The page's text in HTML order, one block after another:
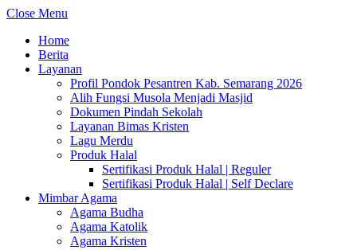
Close Menu
Home
Berita
Layanan
Profil Pondok Pesantren Kab. Semarang 2026
Alih Fungsi Musola Menjadi Masjid
Dokumen Pindah Sekolah
Layanan Bimas Kristen
Lagu Merdu
Produk Halal
Sertifikasi Produk Halal | Reguler
Sertifikasi Produk Halal | Self Declare
Mimbar Agama
Agama Budha
Agama Katolik
Agama Kristen